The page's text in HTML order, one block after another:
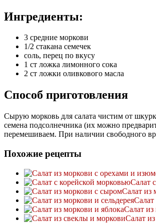
Ингредиенты:
3 средние моркови
1/2 стакана семечек
соль, перец по вкусу
1 ст ложка лимонного сока
2 ст ложки оливкового масла
Способ приготовления
Сырую морковь для салата чистим от
семена подсолнечника (их можно
перемешиваем. При наличии свободного
Похожие рецепты
Салат
Салат из
Салат
Салат из
Салат